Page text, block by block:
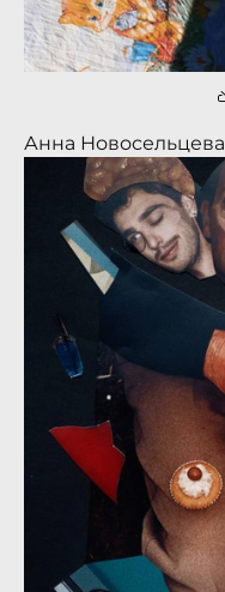
Анна Новосельцева